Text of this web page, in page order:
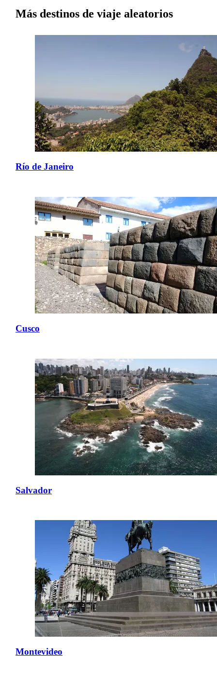
Más destinos de viaje aleatorios
Río de Janeiro
Cusco
Salvador
Montevideo